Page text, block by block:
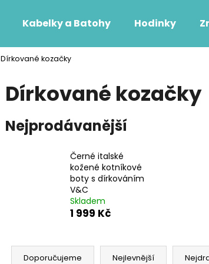
Kabelky a Batohy Hodinky
Dírkované kozačky
Dírkované kozačky
Nejprodávanější
Černé italské
kožené kotníkové
boty s dírkováním
V&C
Skladem
1 999 Kč
Ř
Doporučujeme Nejlevnější
Co potřebujete najít?
HLEDAT
Doporučujeme